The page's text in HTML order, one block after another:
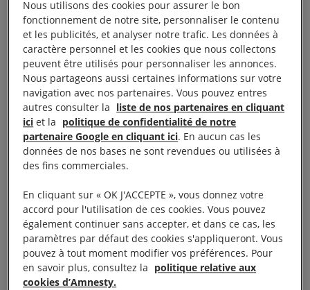
Dans notre nouvelle enquêteColombia: Shoot on
Sight: Eye Trauma in the Context of the National
Strike, réalisée conjointement avec lePrograma de
Acción por la Igualdad y la Inclusión Social
l’Universidad de los Andes, et l’ONGTemblores
nous présentons 12 cas de violences policières qui
irréversibles.
Les images que nous avons analysé prouvent que
des membres de cette unité de police ont utilisé la
force et des armes potentiellement meurtrières de
Nous utilisons des cookies pour assurer le bon
fonctionnement de notre site, personnaliser le contenu
et les publicités, et analyser notre trafic. Les données à
caractère personnel et les cookies que nous collectons
peuvent être utilisés pour personnaliser les annonces.
Nous partageons aussi certaines informations sur votre
navigation avec nos partenaires. Vous pouvez entres
autres consulter la liste de nos partenaires en cliquant
ici et la politique de confidentialité de notre
partenaire Google en cliquant ici. En aucun cas les
données de nos bases ne sont revendues ou utilisées à
des fins commerciales.
En cliquant sur « OK J'ACCEPTE », vous donnez votre
accord pour l'utilisation de ces cookies. Vous pouvez
également continuer sans accepter, et dans ce cas, les
paramètres par défaut des cookies s'appliqueront. Vous
pouvez à tout moment modifier vos préférences. Pour
en savoir plus, consultez la politique relative aux
cookies d’Amnesty.